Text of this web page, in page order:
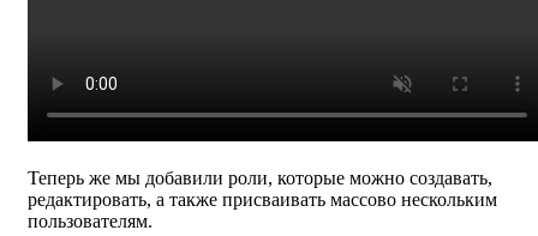
Теперь же мы добавили роли, которые можно создавать,
редактировать, а также присваивать массово нескольким
пользователям.